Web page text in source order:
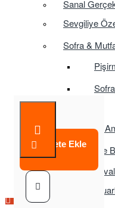
Sanal
Sevgiliye
Sofra &
Sofra
Tasarruflu
Temizlik ve
TV
Sepete Ekle
Çok Satılan Ürün
Çok Satılan Ürün
Çok Satılan Ürün
Çok Satılan Ürün
Çok Satılan Ürün